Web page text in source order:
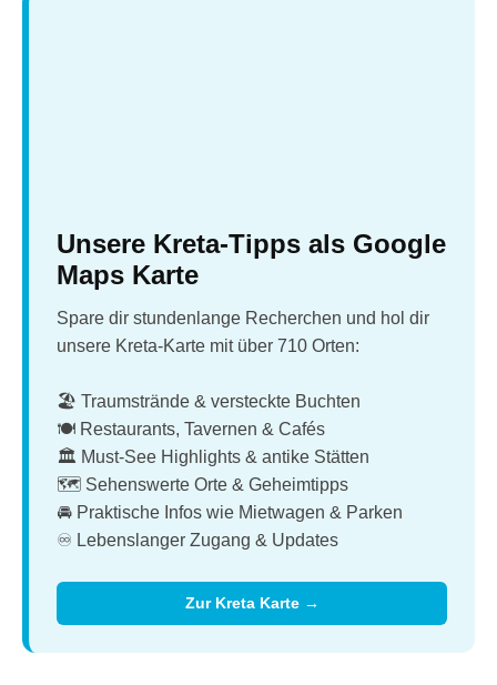
Unsere Kreta-Tipps als Google
Maps Karte
Spare dir stundenlange Recherchen und hol dir
unsere Kreta-Karte mit über 710 Orten:
🏖️ Traumstrände & versteckte Buchten
🍽️ Restaurants, Tavernen & Cafés
🏛️ Must-See Highlights & antike Stätten
🗺️ Sehenswerte Orte & Geheimtipps
🚘 Praktische Infos wie Mietwagen & Parken
♾️ Lebenslanger Zugang & Updates
Zur Kreta Karte →